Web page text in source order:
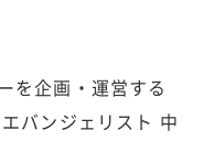
を企画・運営する
バンジェリスト 中